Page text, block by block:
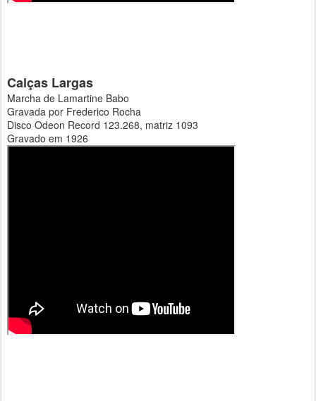
Calças Largas
Marcha de Lamartine Babo
Gravada por Frederico Rocha
Disco Odeon Record 123.268, matriz 1093
Gravado em 1926